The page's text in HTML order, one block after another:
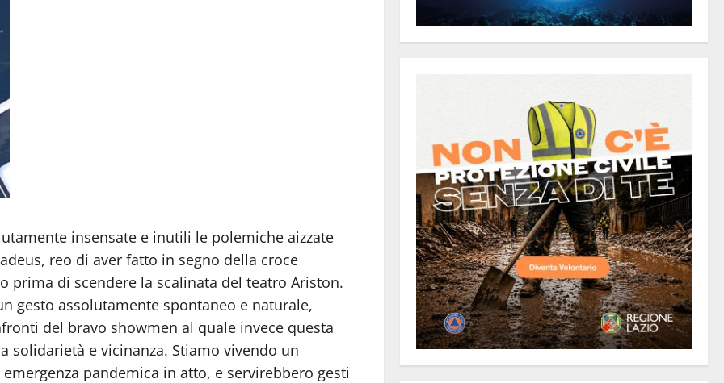
insensate e inutili le polemiche aizzate
reo di aver fatto in segno della croce
prima di scendere la scalinata del teatro Ariston.
gesto assolutamente spontaneo e naturale,
del bravo showmen al quale invece questa
solidarietà e vicinanza. Stiamo vivendo un
pandemica in atto, e servirebbero gesti